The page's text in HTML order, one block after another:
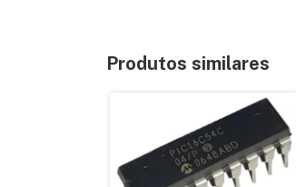
Produtos similares